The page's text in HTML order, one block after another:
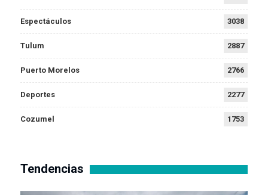
Espectáculos 3038
Tulum 2887
Puerto Morelos 2766
Deportes 2277
Cozumel 1753
Tendencias